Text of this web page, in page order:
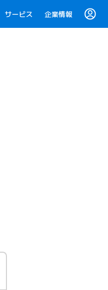
サービス 企業情報